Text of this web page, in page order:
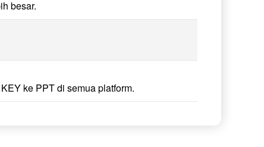
besar.
ke PPT di semua platform.